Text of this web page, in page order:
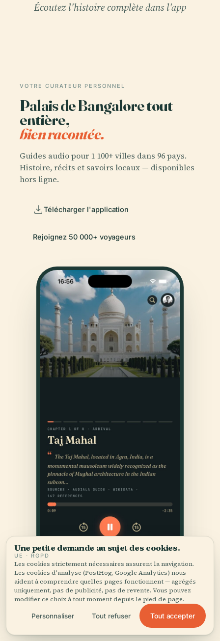
Écoutez l'histoire complète dans l'app
VOTRE CURATEUR PERSONNEL
Palais de Bangalore tout
entière,
bien racontée.
Guides audio pour 1 100+ villes dans 96 pays.
Histoire, récits et savoirs locaux — disponibles
hors ligne.
Télécharger l'application
Rejoignez 50 000+ voyageurs
Une petite demande au sujet des cookies.
UE · RGPD
Les cookies strictement nécessaires assurent la navigation.
Les cookies d'analyse (PostHog, Google Analytics) nous
aident à comprendre quelles pages fonctionnent — agrégés
uniquement, pas de publicité, pas de revente. Vous pouvez
modifier ce choix à tout moment depuis le pied de page.
Personnaliser Tout refuser Tout accepter